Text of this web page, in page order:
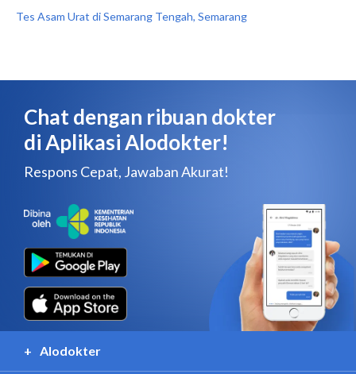
Tes Asam Urat di Semarang Tengah, Semarang